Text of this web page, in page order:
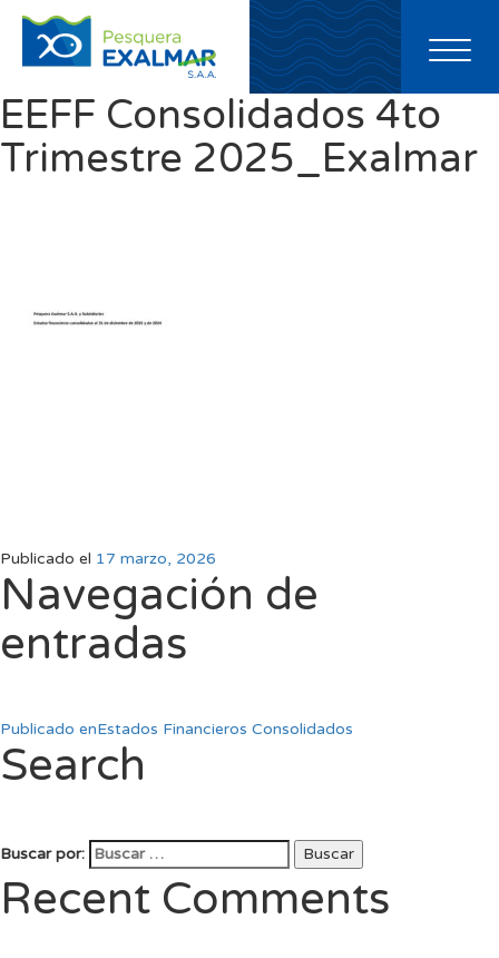
Toggle
EEFF Consolidados 4to
Trimestre 2025_Exalmar
Publicado el 17 marzo, 2026
Navegación de
entradas
Publicado enEstados Financieros Consolidados
Search
Buscar por: Buscar
Recent Comments